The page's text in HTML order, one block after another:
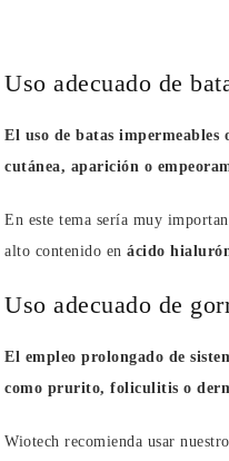
Uso adecuado de
El uso de batas
cutánea, aparición o
En este tema sería muy
alto contenido en ácido
Uso adecuado de
El empleo prolongado de
como prurito, foliculitis o
Wiotech recomienda usar nuestro